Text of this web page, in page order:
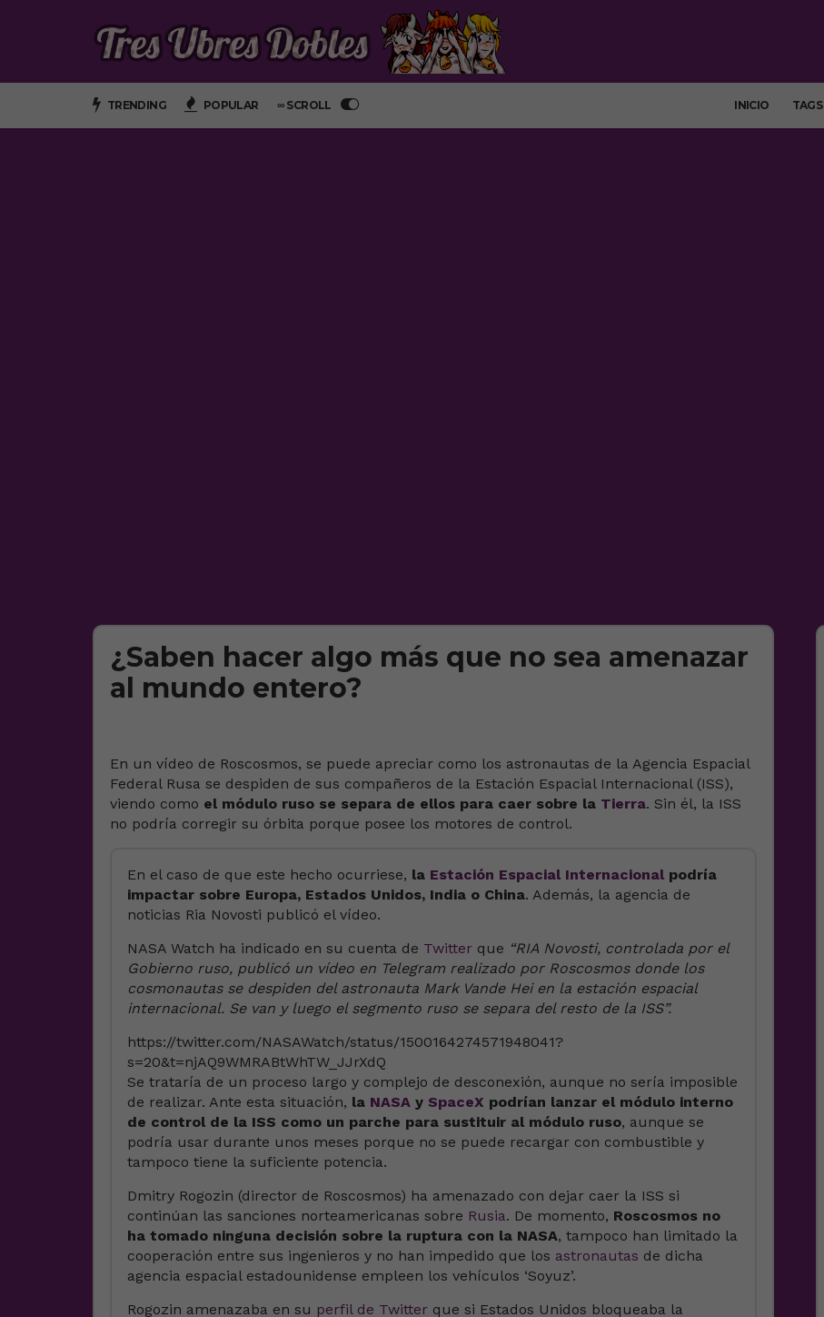
TRENDING POPULAR ∞ SCROLL
INICIO
TAGS
¿Saben hacer algo más que no sea amenazar
al mundo entero?
En un vídeo de Roscosmos, se puede apreciar como los astronautas de la Agencia Espacial
Federal Rusa se despiden de sus compañeros de la Estación Espacial Internacional (ISS),
viendo como el módulo ruso se separa de ellos para caer sobre la Tierra. Sin él, la ISS
no podría corregir su órbita porque posee los motores de control.
En el caso de que este hecho ocurriese, la Estación Espacial Internacional podría
impactar sobre Europa, Estados Unidos, India o China. Además, la agencia de
noticias Ria Novosti publicó el vídeo.
NASA Watch ha indicado en su cuenta de Twitter que “RIA Novosti, controlada por el
Gobierno ruso, publicó un vídeo en Telegram realizado por Roscosmos donde los
cosmonautas se despiden del astronauta Mark Vande Hei en la estación espacial
internacional. Se van y luego el segmento ruso se separa del resto de la ISS”.
https://twitter.com/NASAWatch/status/1500164274571948041?
s=20&t=njAQ9WMRABtWhTW_JJrXdQ
Se trataría de un proceso largo y complejo de desconexión, aunque no sería imposible
de realizar. Ante esta situación, la NASA y SpaceX podrían lanzar el módulo interno
de control de la ISS como un parche para sustituir al módulo ruso, aunque se
podría usar durante unos meses porque no se puede recargar con combustible y
tampoco tiene la suficiente potencia.
Dmitry Rogozin (director de Roscosmos) ha amenazado con dejar caer la ISS si
continúan las sanciones norteamericanas sobre Rusia. De momento, Roscosmos no
ha tomado ninguna decisión sobre la ruptura con la NASA, tampoco han limitado la
cooperación entre sus ingenieros y no han impedido que los astronautas de dicha
agencia espacial estadounidense empleen los vehículos ‘Soyuz’.
Rogozin amenazaba en su perfil de Twitter que si Estados Unidos bloqueaba la